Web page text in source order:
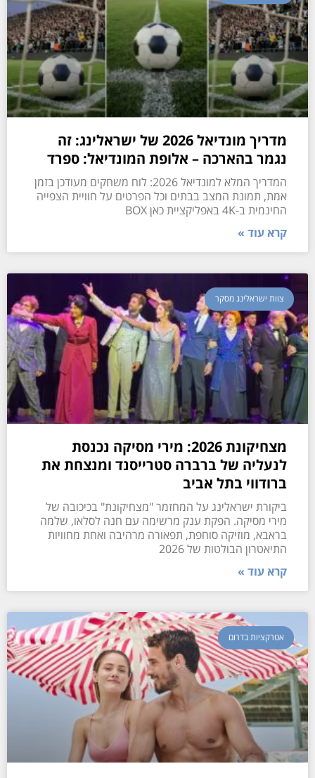
מדריך מונדיאל 2026 של ישראלינג: זה
נגמר בהארכה – אלופת המונדיאל: ספרד
המדריך המלא למונדיאל 2026: לוח משחקים מעודכן בזמן
אמת, תמונת המצב בבתים וכל הפרטים על חוויית הצפייה
החינמית ב-4K באפליקציית כאן BOX
קרא עוד »
צוות ישראלינג מסקר
מצחיקונת 2026: מירי מסיקה נכנסת
לנעליה של ברברה סטרייסנד ומנצחת את
ברודווי בתל אביב
ביקורת ישראלינג על המחזמר "מצחיקונת" בכיכובה של
מירי מסיקה. הפקת ענק מרשימה עם חנה לסלאו, שלמה
בראבא, מוזיקה סוחפת, תפאורה מרהיבה ואחת מחוויות
התיאטרון הבולטות של 2026
קרא עוד »
אטרקציות בדרום